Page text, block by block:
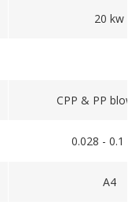
20 kw
CPP & PP
0.028 - 0.1
A4